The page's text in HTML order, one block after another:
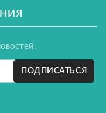
ПОДПИСАТЬСЯ